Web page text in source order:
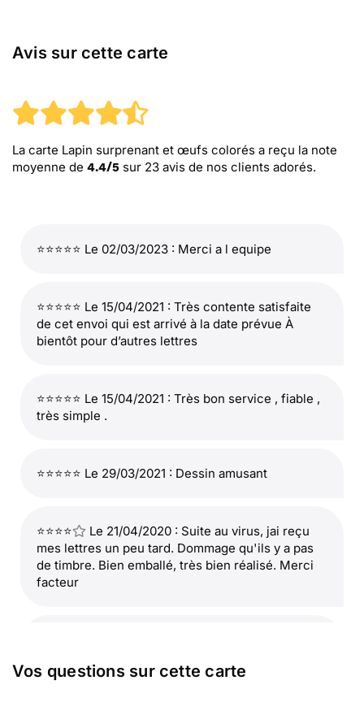
Avis sur cette carte
La carte Lapin surprenant et œufs colorés a reçu la note
moyenne de 4.4/5 sur 23 avis de nos clients adorés.
⭐⭐⭐⭐⭐ Le 02/03/2023 : Merci a l equipe
⭐⭐⭐⭐⭐ Le 15/04/2021 : Très contente satisfaite
de cet envoi qui est arrivé à la date prévue À
bientôt pour d’autres lettres
⭐⭐⭐⭐⭐ Le 15/04/2021 : Très bon service , fiable ,
très simple .
⭐⭐⭐⭐⭐ Le 29/03/2021 : Dessin amusant
⭐⭐⭐⭐
Le 21/04/2020 : Suite au virus, jai reçu
mes lettres un peu tard. Dommage qu'ils y a pas
de timbre. Bien emballé, très bien réalisé. Merci
facteur
Vos questions sur cette carte